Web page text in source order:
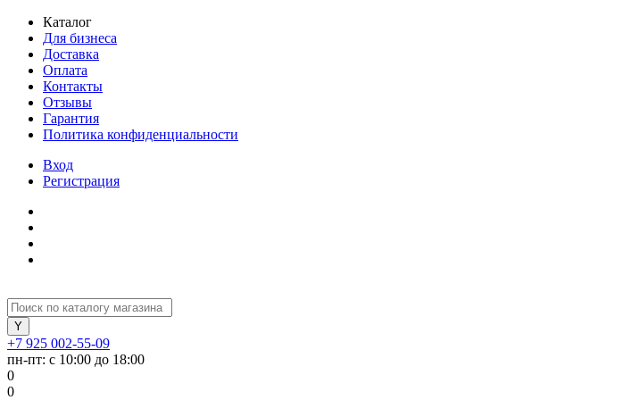
Каталог
Для бизнеса
Доставка
Оплата
Контакты
Отзывы
Гарантия
Политика конфиденциальности
Вход
Регистрация
+7 925 002-55-09
пн-пт: с 10:00 до 18:00
0
0